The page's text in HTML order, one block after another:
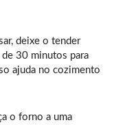
deixe o tender
de 30 minutos para
ajuda no cozimento
o forno a uma